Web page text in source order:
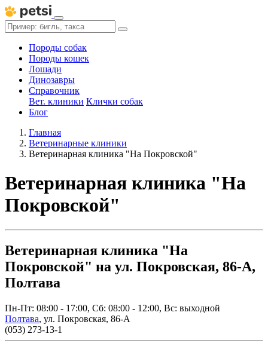
Породы собак
Породы кошек
Лошади
Динозавры
Справочник
Вет. клиники Клички собак
Блог
Главная
Ветеринарные клиники
Ветеринарная клиника "На Покровской"
Ветеринарная клиника "На
Покровской"
Ветеринарная клиника "На
Покровской" на ул. Покровская, 86-А,
Полтава
Пн-Пт: 08:00 - 17:00, Сб: 08:00 - 12:00, Вс: выходной
Полтава, ул. Покровская, 86-А
(053) 273-13-1